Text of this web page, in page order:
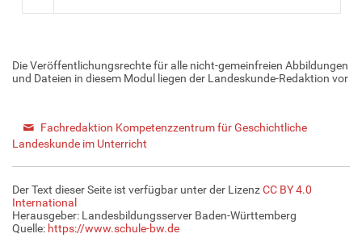
Die Veröffentlichungsrechte für alle nicht-gemeinfreien Abbildungen
und Dateien in diesem Modul liegen der Landeskunde-Redaktion vor
Fachredaktion Kompetenzzentrum für Geschichtliche
Landeskunde im Unterricht
Der Text dieser Seite ist verfügbar unter der LizenzCC BY 4.0
International
Herausgeber: Landesbildungsserver Baden-Württemberg
Quelle: https://www.schule-bw.de